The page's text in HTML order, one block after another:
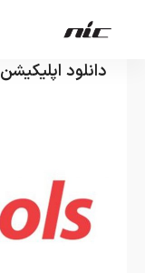
دانلود اپلیکیشن iSchool برای آیفون، آیپاد و آیپد